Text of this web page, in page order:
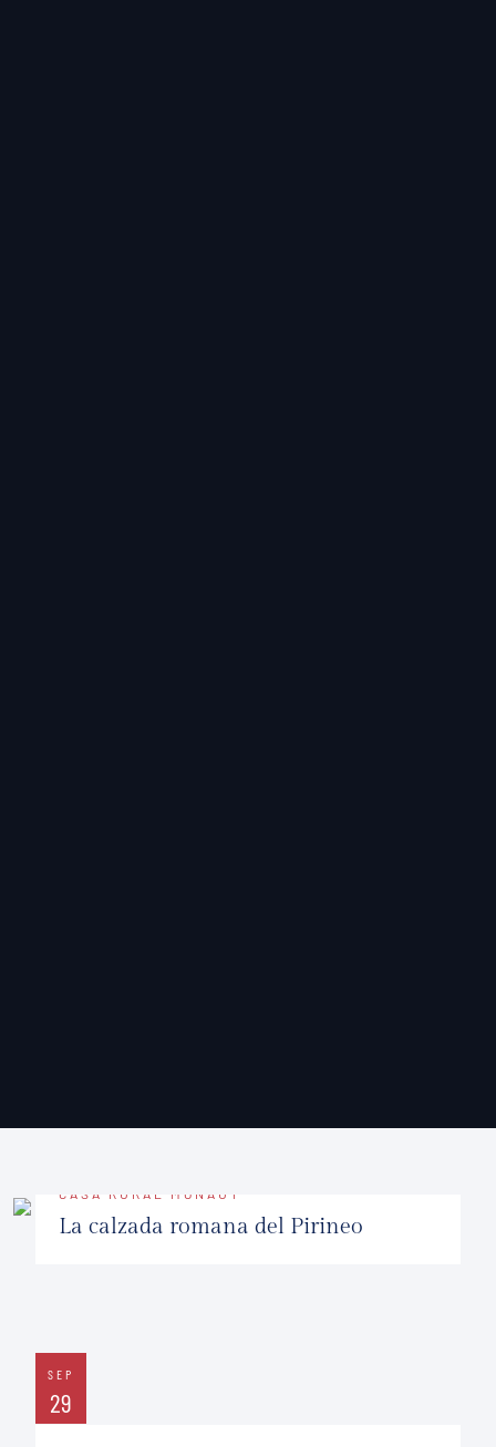
FEB
CASA RURAL MONAUT
La calzada romana del Pirineo
SEP
29